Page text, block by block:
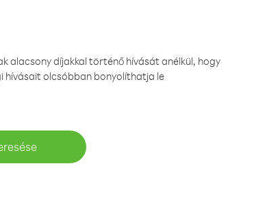
alacsony díjakkal történő hívását anélkül, hogy
hívásait olcsóbban bonyolíthatja le